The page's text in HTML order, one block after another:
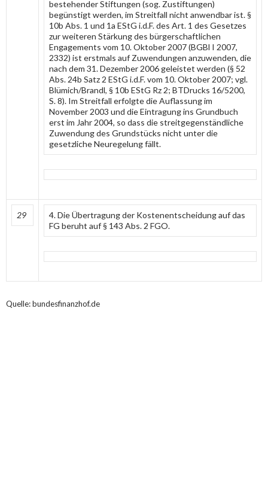
bestehender Stiftungen (sog. Zustiftungen)
begünstigt werden, im Streitfall nicht anwendbar ist. §
10b Abs. 1 und 1a EStG i.d.F. des Art. 1 des Gesetzes
zur weiteren Stärkung des bürgerschaftlichen
Engagements vom 10. Oktober 2007 (BGBl I 2007,
2332) ist erstmals auf Zuwendungen anzuwenden, die
nach dem 31. Dezember 2006 geleistet werden (§ 52
Abs. 24b Satz 2 EStG i.d.F. vom 10. Oktober 2007; vgl.
Blümich/Brandl, § 10b EStG Rz 2; BTDrucks 16/5200,
S. 8). Im Streitfall erfolgte die Auflassung im
November 2003 und die Eintragung ins Grundbuch
erst im Jahr 2004, so dass die streitgegenständliche
Zuwendung des Grundstücks nicht unter die
gesetzliche Neuregelung fällt.
29
4. Die Übertragung der Kostenentscheidung auf das
FG beruht auf § 143 Abs. 2 FGO.
Quelle: bundesfinanzhof.de